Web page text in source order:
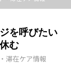
を呼びたい
む
滞在ケア情報